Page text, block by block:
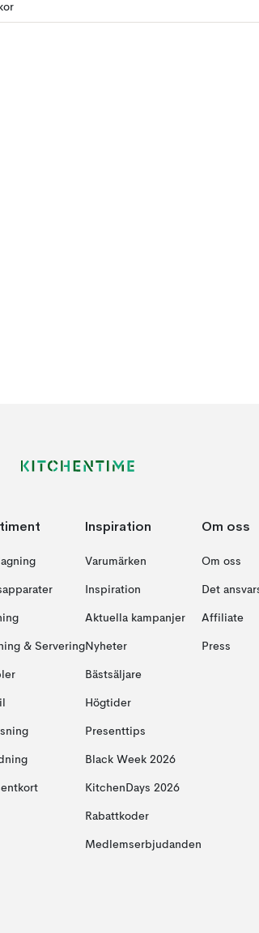
& Servering
Inspiration
Varumärken
Inspiration
Aktuella kampanjer
Nyheter
Bästsäljare
Högtider
Presenttips
Black Week 2026
KitchenDays 2026
Rabattkoder
Medlemserbjudanden
Om oss
Om oss
Det
Affiliate
Press